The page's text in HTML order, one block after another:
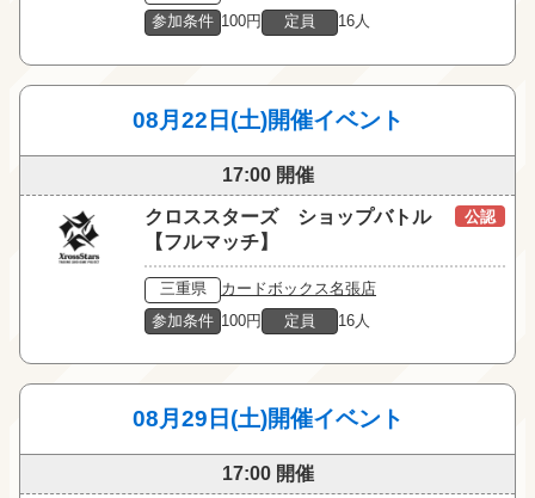
参加条件 100円 定員 16人
08月22日(土)開催イベント
17:00 開催
クロススターズ ショップバトル
【フルマッチ】
公認
三重県
カードボックス名張店
参加条件 100円 定員 16人
08月29日(土)開催イベント
17:00 開催